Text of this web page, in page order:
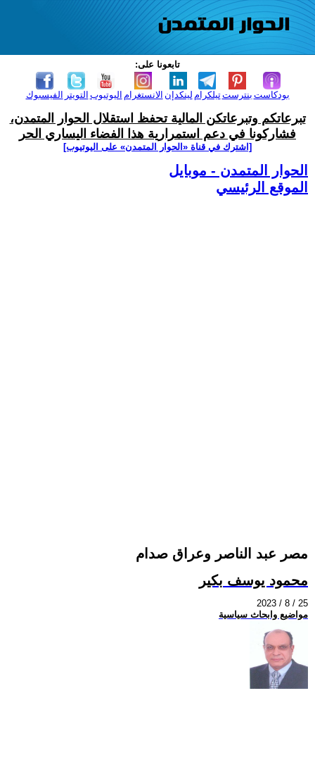
تابعونا على:
الفيسبوك التويتر اليوتيوب الانستغرام لينكدإن تيلكرامبنترست بودكاست
تبرعاتكم وتبرعاتكن المالية تحفظ استقلال الحوار المتمدن،
فشاركونا في دعم استمرارية هذا الفضاء اليساري الحر
[اشترك في قناة ‫«الحوار المتمدن» على اليوتيوب]
الحوار المتمدن - موبايل
الموقع الرئيسي
مصر عبد الناصر وعراق صدام
محمود يوسف بكير
2023 / 8 / 25
مواضيع وابحاث سياسية